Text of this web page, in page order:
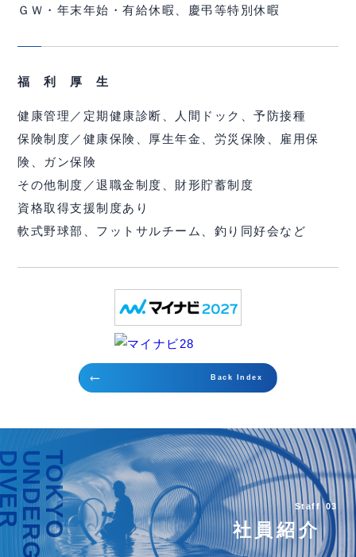
ＧＷ・年末年始・有給休暇、慶弔等特別休暇
福 利 厚 生
健康管理／定期健康診断、人間ドック、予防接種
保険制度／健康保険、厚生年金、労災保険、雇用保
険、ガン保険
その他制度／退職金制度、財形貯蓄制度
資格取得支援制度あり
軟式野球部、フットサルチーム、釣り同好会など
Back Index
trending_flat
03
Staff
社員紹介
TOKYO